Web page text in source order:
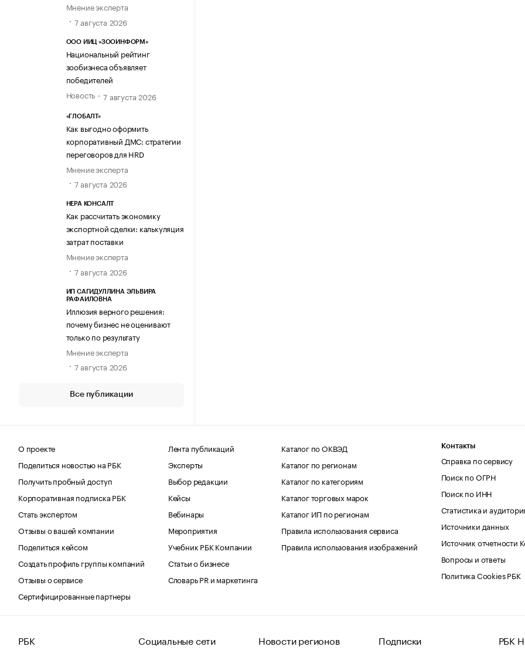
Мнение эксперта
7 августа 2026
ООО ИИЦ «ЗООИНФОРМ»
Национальный рейтинг
зообизнеса объявляет
победителей
Новость
7 августа 2026
«ГЛОБАЛТ»
Как выгодно оформить
корпоративный ДМС: стратегии
переговоров для HRD
Мнение эксперта
7 августа 2026
НЕРА КОНСАЛТ
Как рассчитать экономику
экспортной сделки: калькуляция
затрат поставки
Мнение эксперта
7 августа 2026
ИП САГИДУЛЛИНА ЭЛЬВИРА
РАФАИЛОВНА
Иллюзия верного решения:
почему бизнес не оценивают
только по результату
Мнение эксперта
7 августа 2026
Все публикации
О проекте
Поделиться новостью на РБК
Получить пробный доступ
Корпоративная подписка РБК
Стать экспертом
Отзывы о вашей компании
Поделиться кейсом
Создать профиль группы компаний
Отзывы о сервисе
Сертифицированные партнеры
Лента публикаций
Эксперты
Выбор редакции
Кейсы
Вебинары
Мероприятия
Учебник РБК Компании
Статьи о бизнесе
Словарь PR и маркетинга
Каталог по ОКВЭД
Каталог по регионам
Каталог по категориям
Каталог торговых марок
Каталог ИП по регионам
Правила использования сервиса
Правила использования изображений
Контакты
Справка по сервису
Поиск по ОГРН
Поиск по ИНН
Статистика и
Источники данных
Источник отчетности
Вопросы и ответы
Политика Cookies РБК
РБК Социальные сети Новости регионов Подписки РБК